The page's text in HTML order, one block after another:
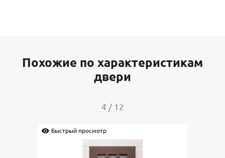
Похожие по характеристикам
двери
5 / 12
Быстрый просмотр